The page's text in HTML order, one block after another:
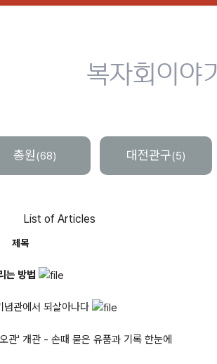
복자회이야기
총원 (68) 대전관구(5)
List of Articles
제목
는 방법
관에서 되살아나다
' 개관 - 손때 묻은 유품과 기록 한눈에